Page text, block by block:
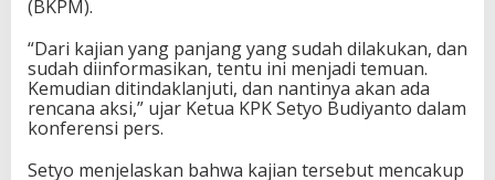
(BKPM).
“Dari kajian yang panjang yang sudah dilakukan, dan
sudah diinformasikan, tentu ini menjadi temuan.
Kemudian ditindaklanjuti, dan nantinya akan ada
rencana aksi,” ujar Ketua KPK Setyo Budiyanto dalam
konferensi pers.
Setyo menjelaskan bahwa kajian tersebut mencakup